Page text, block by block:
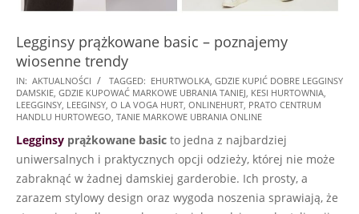
Legginsy prążkowane basic – poznajemy
wiosenne trendy
2024-
11-
25
IN: AKTUALNOŚCI TAGGED: EHURTWOLKA GDZIE KUPIĆ DOBRE LEGGINSY
DAMSKIE GDZIE KUPOWAĆ MARKOWE UBRANIA TANIEJ KESI HURTOWNIA
LEEGGINSY LEEGINSY O LA VOGA HURT ONLINEHURT PRATO CENTRUM
HANDLU HURTOWEGO TANIE MARKOWE UBRANIA ONLINE
Legginsy prążkowane basic to jedna z najbardziej
uniwersalnych i praktycznych opcji odzieży, której nie może
zabraknąć w żadnej damskiej garderobie. Ich prosty, a
zarazem stylowy design oraz wygoda noszenia sprawiają, że